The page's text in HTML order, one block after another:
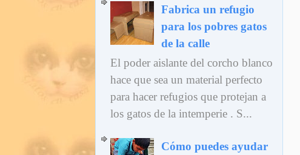
Fabrica un refugio
para los pobres gatos
de la calle
El poder aislante del corcho blanco
hace que sea un material perfecto
para hacer refugios que protejan a
los gatos de la intemperie . S...
Cómo puedes ayudar